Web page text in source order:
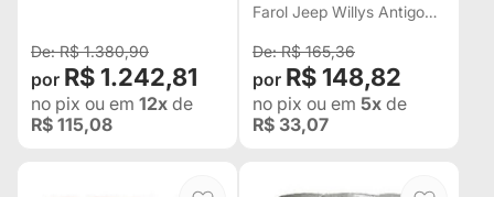
SUPR$ 1.380,90
R$ 1.242,81
no pix ou em 12x de
R$ 115,08
Farol Jeep Willys Antigo
R$ 165,36
R$ 148,82
no pix ou em 5x de
R$ 33,07